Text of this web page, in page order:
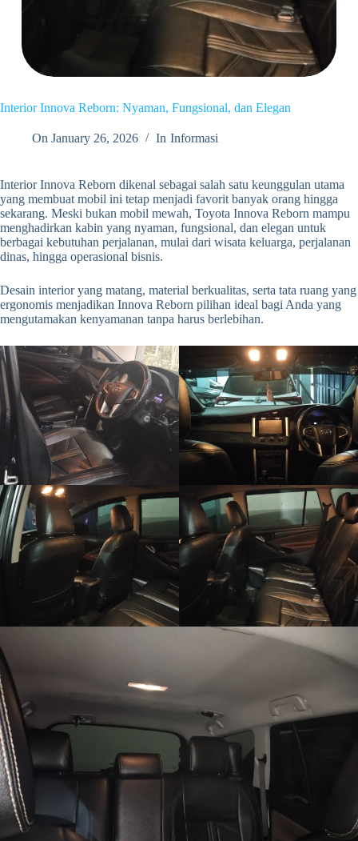
Interior Innova Reborn: Nyaman, Fungsional, dan Elegan
On January 26, 2026 In Informasi
Interior Innova Reborn dikenal sebagai salah satu keunggulan utama
yang membuat mobil ini tetap menjadi favorit banyak orang hingga
sekarang. Meski bukan mobil mewah, Toyota Innova Reborn mampu
menghadirkan kabin yang nyaman, fungsional, dan elegan untuk
berbagai kebutuhan perjalanan, mulai dari wisata keluarga, perjalanan
dinas, hingga operasional bisnis.
Desain interior yang matang, material berkualitas, serta tata ruang yang
ergonomis menjadikan Innova Reborn pilihan ideal bagi Anda yang
mengutamakan kenyamanan tanpa harus berlebihan.